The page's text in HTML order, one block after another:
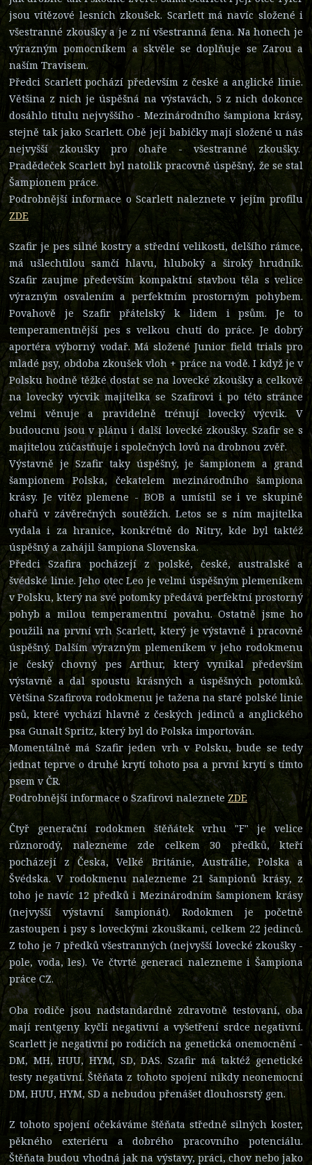
jsou vítězové lesních zkoušek. Scarlett má navíc složené i
všestranné zkoušky a je z ní všestranná fena. Na honech je
výrazným pomocníkem a skvěle se doplňuje se Zarou a
naším Travisem.
Předci Scarlett pochází především z české a anglické linie.
Většina z nich je úspěšná na výstavách, 5 z nich dokonce
dosáhlo titulu nejvyššího - Mezinárodního šampiona krásy,
stejně tak jako Scarlett. Obě její babičky mají složené u nás
nejvyšší zkoušky pro ohaře - všestranné zkoušky.
Pradědeček Scarlett byl natolik pracovně úspěšný, že se stal
Šampionem práce.
Podrobnější informace o Scarlett naleznete v jejím profilu
ZDE
Szafir je pes silné kostry a střední velikosti, delšího rámce,
má ušlechtilou samčí hlavu, hluboký a široký hrudník.
Szafir zaujme především kompaktní stavbou těla s velice
výrazným osvalením a perfektním prostorným pohybem.
Povahově je Szafir přátelský k lidem i psům. Je to
temperamentnější pes s velkou chutí do práce. Je dobrý
aportéra výborný vodař. Má složené Junior field trials pro
mladé psy, obdoba zkoušek vloh + práce na vodě. I když je v
Polsku hodně těžké dostat se na lovecké zkoušky a celkově
na lovecký výcvik majitelka se Szafirovi i po této stránce
velmi věnuje a pravidelně trénují lovecký výcvik. V
budoucnu jsou v plánu i další lovecké zkoušky. Szafir se s
majitelou zúčastňuje i společných lovů na drobnou zvěř.
Výstavně je Szafir taky úspěšný, je šampionem a grand
šampionem Polska, čekatelem mezinárodního šampiona
krásy. Je vítěz plemene - BOB a umístil se i ve skupině
ohařů v závěrečných soutěžích. Letos se s ním majitelka
vydala i za hranice, konkrétně do Nitry, kde byl taktéž
úspěšný a zahájil šampiona Slovenska.
Předci Szafira pocházejí z polské, české, australské a
švédské linie. Jeho otec Leo je velmi úspěšným plemeníkem
v Polsku, který na své potomky předává perfektní prostorný
pohyb a milou temperamentní povahu. Ostatně jsme ho
použili na první vrh Scarlett, který je výstavně i pracovně
úspěšný. Dalším výrazným plemeníkem v jeho rodokmenu
je český chovný pes Arthur, který vynikal především
výstavně a dal spoustu krásných a úspěšných potomků.
Většina Szafirova rodokmenu je tažena na staré polské linie
psů, které vychází hlavně z českých jedinců a anglického
psa Gunalt Spritz, který byl do Polska importován.
Momentálně má Szafir jeden vrh v Polsku, bude se tedy
jednat teprve o druhé krytí tohoto psa a první krytí s tímto
psem v ČR.
Podrobnější informace o Szafirovi naleznete ZDE
Čtyř generační rodokmen štěňátek vrhu "F" je velice
různorodý, nalezneme zde celkem 30 předků, kteří
pocházejí z Česka, Velké Británie, Austrálie, Polska a
Švédska. V rodokmenu nalezneme 21 šampionů krásy, z
toho je navíc 12 předků i Mezinárodním šampionem krásy
(nejvyšší výstavní šampionát). Rodokmen je početně
zastoupen i psy s loveckými zkouškami, celkem 22 jedinců.
Z toho je 7 předků všestranných (nejvyšší lovecké zkoušky -
pole, voda, les). Ve čtvrté generaci nalezneme i Šampiona
práce CZ.
Oba rodiče jsou nadstandardně zdravotně testovaní, oba
mají rentgeny kyčlí negativní a vyšetření srdce negativní.
Scarlett je negativní po rodičích na genetická onemocnění -
DM, MH, HUU, HYM, SD, DAS. Szafir má taktéž genetické
testy negativní. Štěňata z tohoto spojení nikdy neonemocní
DM, HUU, HYM, SD a nebudou přenášet dlouhosrstý gen.
Z tohoto spojení očekáváme štěňata středně silných koster,
pěkného exteriéru a dobrého pracovního potenciálu.
Štěňata budou vhodná jak na výstavy, práci, chov nebo jako